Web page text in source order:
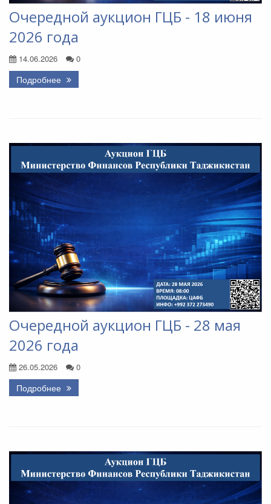
Очередной аукцион ГЦБ - 18 июня
2026 года
14.06.2026 0
Подробнее
Очередной аукцион ГЦБ - 28 мая
2026 года
26.05.2026 0
Подробнее